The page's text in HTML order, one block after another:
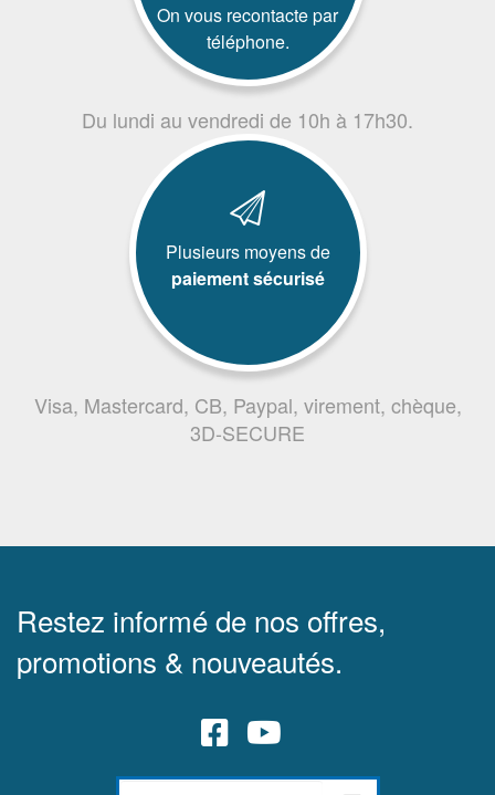
On vous recontacte par
téléphone.
Du lundi au vendredi de 10h à 17h30.
Plusieurs moyens de
paiement sécurisé
Visa, Mastercard, CB, Paypal, virement, chèque,
3D-SECURE
Restez informé de nos offres,
promotions & nouveautés.